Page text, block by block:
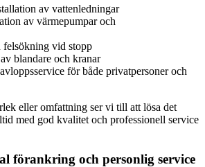
av vattenledningar
av värmepumpar och
felsökning vid stopp
blandare och kranar
för både privatpersoner och
eller omfattning ser vi till att lösa det
med god kvalitet och professionell service
förankring och personlig service